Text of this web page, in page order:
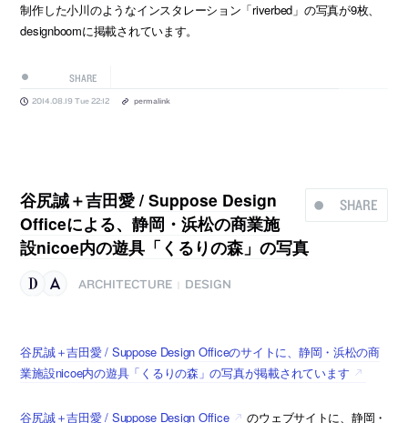
制作した小川のようなインスタレーション「riverbed」の写真が9枚、
designboomに掲載されています。
SHARE
2014.08.19 Tue 22:12 permalink
SHARE
谷尻誠＋吉田愛 / Suppose Design
Officeによる、静岡・浜松の商業施
設nicoe内の遊具「くるりの森」の写真
ARCHITECTURE DESIGN
谷尻誠＋吉田愛 / Suppose Design Officeのサイトに、静岡・浜松の商
業施設nicoe内の遊具「くるりの森」の写真が掲載されています
谷尻誠＋吉田愛 / Suppose Design Office
のウェブサイトに、静岡・